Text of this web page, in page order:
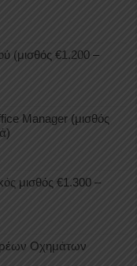
(μισθός €1.200 –
Manager (μισθός
μισθός €1.300 –
Οχημάτων